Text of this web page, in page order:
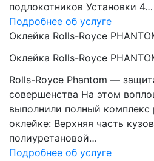
подлокотников Установки 4…
Подробнее об услуге
Оклейка Rolls-Royce
Оклейка Rolls-Royce
Rolls-Royce Phantom —
совершенства На этом
выполнили полный комплекс
оклейке: Верхняя часть
полиуретановой…
Подробнее об услуге